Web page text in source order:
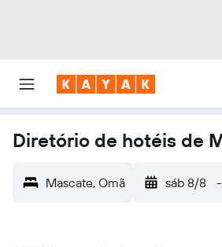
Diretório de hotéis de
Mascate, Omã sáb 8/8 -